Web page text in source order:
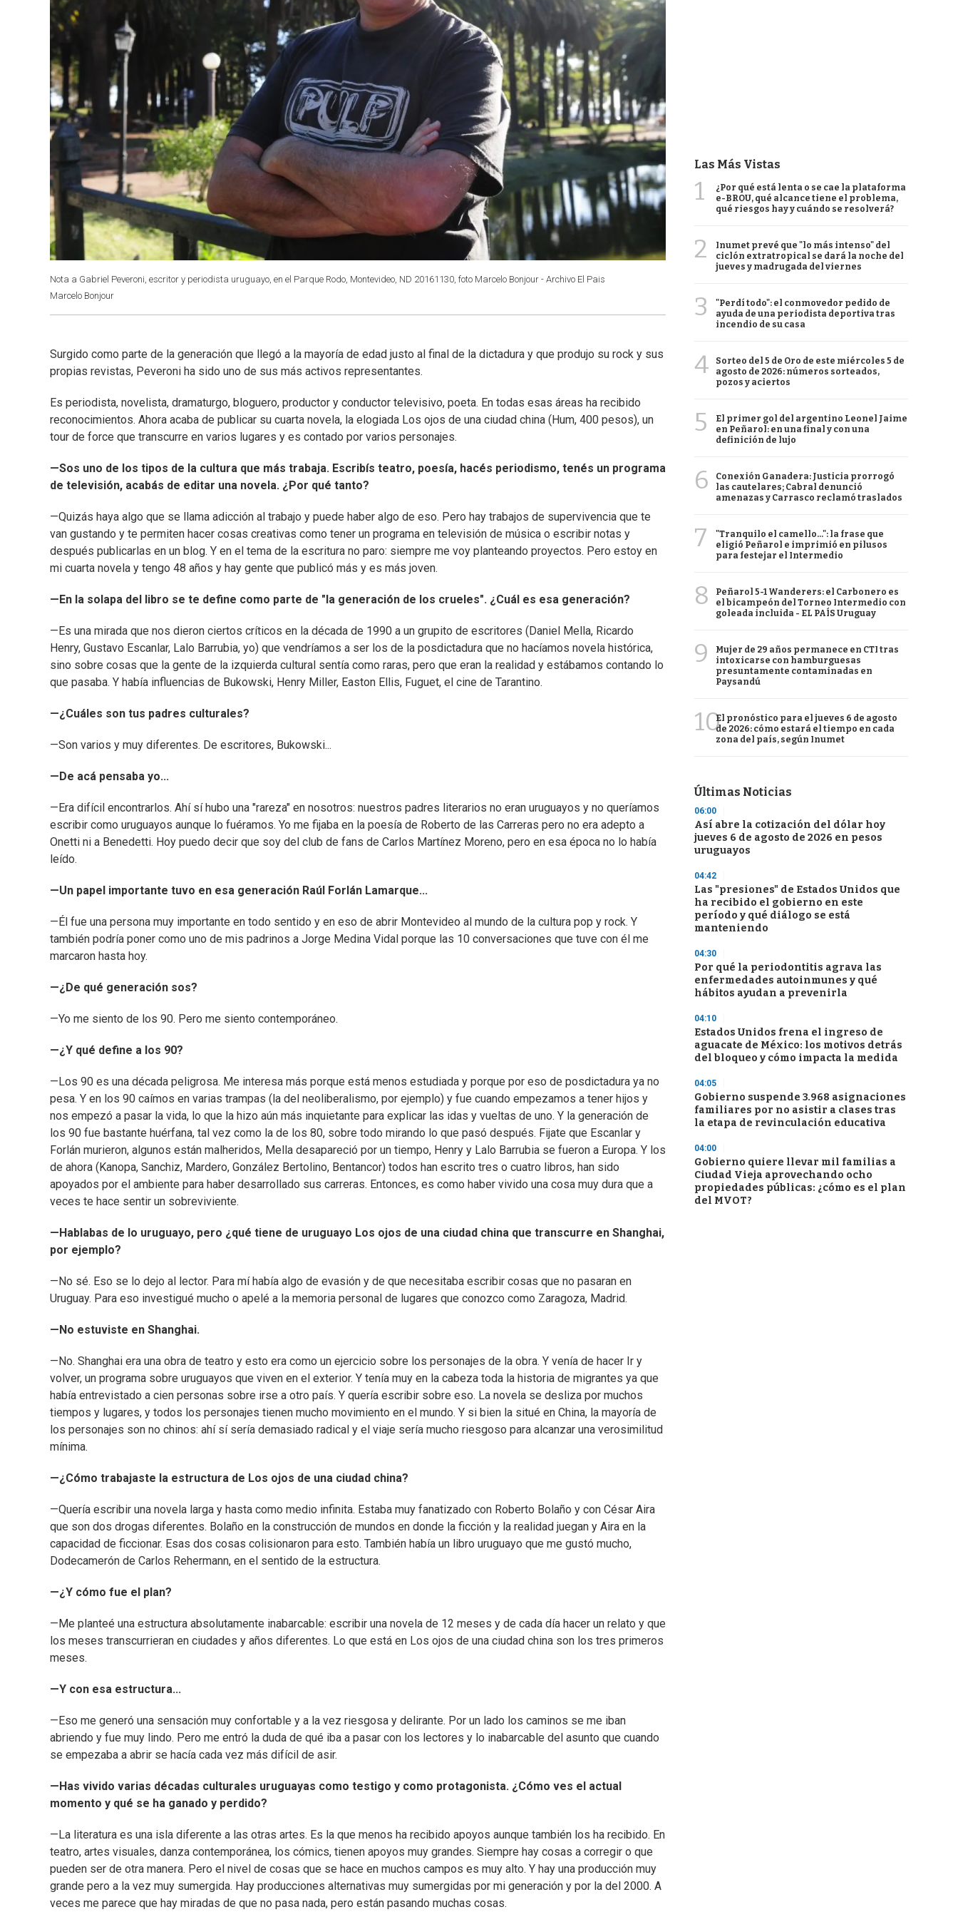
Nota a Gabriel Peveroni, escritor y periodista uruguayo, en el Parque Rodo, Montevideo, ND 20161130, foto Marcelo Bonjour - Archivo El Pais
Marcelo Bonjour
Surgido como parte de la generación que llegó a la mayoría de edad justo al final de la dictadura y que produjo su rock y sus
propias revistas, Peveroni ha sido uno de sus más activos representantes.
Es periodista, novelista, dramaturgo, bloguero, productor y conductor televisivo, poeta. En todas esas áreas ha recibido
reconocimientos. Ahora acaba de publicar su cuarta novela, la elogiada Los ojos de una ciudad china (Hum, 400 pesos), un
tour de force que transcurre en varios lugares y es contado por varios personajes.
—Sos uno de los tipos de la cultura que más trabaja. Escribís teatro, poesía, hacés periodismo, tenés un programa
de televisión, acabás de editar una novela. ¿Por qué tanto?
—Quizás haya algo que se llama adicción al trabajo y puede haber algo de eso. Pero hay trabajos de supervivencia que te
van gustando y te permiten hacer cosas creativas como tener un programa en televisión de música o escribir notas y
después publicarlas en un blog. Y en el tema de la escritura no paro: siempre me voy planteando proyectos. Pero estoy en
mi cuarta novela y tengo 48 años y hay gente que publicó más y es más joven.
—En la solapa del libro se te define como parte de "la generación de los crueles". ¿Cuál es esa generación?
—Es una mirada que nos dieron ciertos críticos en la década de 1990 a un grupito de escritores (Daniel Mella, Ricardo
Henry, Gustavo Escanlar, Lalo Barrubia, yo) que vendríamos a ser los de la posdictadura que no hacíamos novela histórica,
sino sobre cosas que la gente de la izquierda cultural sentía como raras, pero que eran la realidad y estábamos contando lo
que pasaba. Y había influencias de Bukowski, Henry Miller, Easton Ellis, Fuguet, el cine de Tarantino.
—¿Cuáles son tus padres culturales?
—Son varios y muy diferentes. De escritores, Bukowski...
—De acá pensaba yo...
—Era difícil encontrarlos. Ahí sí hubo una "rareza" en nosotros: nuestros padres literarios no eran uruguayos y no queríamos
escribir como uruguayos aunque lo fuéramos. Yo me fijaba en la poesía de Roberto de las Carreras pero no era adepto a
Onetti ni a Benedetti. Hoy puedo decir que soy del club de fans de Carlos Martínez Moreno, pero en esa época no lo había
leído.
—Un papel importante tuvo en esa generación Raúl Forlán Lamarque...
—Él fue una persona muy importante en todo sentido y en eso de abrir Montevideo al mundo de la cultura pop y rock. Y
también podría poner como uno de mis padrinos a Jorge Medina Vidal porque las 10 conversaciones que tuve con él me
marcaron hasta hoy.
—¿De qué generación sos?
—Yo me siento de los 90. Pero me siento contemporáneo.
—¿Y qué define a los 90?
—Los 90 es una década peligrosa. Me interesa más porque está menos estudiada y porque por eso de posdictadura ya no
pesa. Y en los 90 caímos en varias trampas (la del neoliberalismo, por ejemplo) y fue cuando empezamos a tener hijos y
nos empezó a pasar la vida, lo que la hizo aún más inquietante para explicar las idas y vueltas de uno. Y la generación de
los 90 fue bastante huérfana, tal vez como la de los 80, sobre todo mirando lo que pasó después. Fijate que Escanlar y
Forlán murieron, algunos están malheridos, Mella desapareció por un tiempo, Henry y Lalo Barrubia se fueron a Europa. Y los
de ahora (Kanopa, Sanchiz, Mardero, González Bertolino, Bentancor) todos han escrito tres o cuatro libros, han sido
apoyados por el ambiente para haber desarrollado sus carreras. Entonces, es como haber vivido una cosa muy dura que a
veces te hace sentir un sobreviviente.
—Hablabas de lo uruguayo, pero ¿qué tiene de uruguayo Los ojos de una ciudad china que transcurre en Shanghai,
por ejemplo?
—No sé. Eso se lo dejo al lector. Para mí había algo de evasión y de que necesitaba escribir cosas que no pasaran en
Uruguay. Para eso investigué mucho o apelé a la memoria personal de lugares que conozco como Zaragoza, Madrid.
—No estuviste en Shanghai.
—No. Shanghai era una obra de teatro y esto era como un ejercicio sobre los personajes de la obra. Y venía de hacer Ir y
volver, un programa sobre uruguayos que viven en el exterior. Y tenía muy en la cabeza toda la historia de migrantes ya que
había entrevistado a cien personas sobre irse a otro país. Y quería escribir sobre eso. La novela se desliza por muchos
tiempos y lugares, y todos los personajes tienen mucho movimiento en el mundo. Y si bien la situé en China, la mayoría de
los personajes son no chinos: ahí sí sería demasiado radical y el viaje sería mucho riesgoso para alcanzar una verosimilitud
mínima.
—¿Cómo trabajaste la estructura de Los ojos de una ciudad china?
—Quería escribir una novela larga y hasta como medio infinita. Estaba muy fanatizado con Roberto Bolaño y con César Aira
que son dos drogas diferentes. Bolaño en la construcción de mundos en donde la ficción y la realidad juegan y Aira en la
capacidad de ficcionar. Esas dos cosas colisionaron para esto. También había un libro uruguayo que me gustó mucho,
Dodecamerón de Carlos Rehermann, en el sentido de la estructura.
—¿Y cómo fue el plan?
—Me planteé una estructura absolutamente inabarcable: escribir una novela de 12 meses y de cada día hacer un relato y que
los meses transcurrieran en ciudades y años diferentes. Lo que está en Los ojos de una ciudad china son los tres primeros
meses.
—Y con esa estructura...
—Eso me generó una sensación muy confortable y a la vez riesgosa y delirante. Por un lado los caminos se me iban
abriendo y fue muy lindo. Pero me entró la duda de qué iba a pasar con los lectores y lo inabarcable del asunto que cuando
se empezaba a abrir se hacía cada vez más difícil de asir.
—Has vivido varias décadas culturales uruguayas como testigo y como protagonista. ¿Cómo ves el actual
momento y qué se ha ganado y perdido?
—La literatura es una isla diferente a las otras artes. Es la que menos ha recibido apoyos aunque también los ha recibido. En
teatro, artes visuales, danza contemporánea, los cómics, tienen apoyos muy grandes. Siempre hay cosas a corregir o que
pueden ser de otra manera. Pero el nivel de cosas que se hace en muchos campos es muy alto. Y hay una producción muy
grande pero a la vez muy sumergida. Hay producciones alternativas muy sumergidas por mi generación y por la del 2000. A
veces me parece que hay miradas de que no pasa nada, pero están pasando muchas cosas.
Las Más Vistas
1
¿Por qué está lenta o se cae la plataforma
e-BROU, qué alcance tiene el problema,
qué riesgos hay y cuándo se resolverá?
2
Inumet prevé que "lo más intenso" del
ciclón extratropical se dará la noche del
jueves y madrugada del viernes
3
"Perdí todo": el conmovedor pedido de
ayuda de una periodista deportiva tras
incendio de su casa
4
Sorteo del 5 de Oro de este miércoles 5 de
agosto de 2026: números sorteados,
pozos y aciertos
5
El primer gol del argentino Leonel Jaime
en Peñarol: en una final y con una
definición de lujo
6
Conexión Ganadera: Justicia prorrogó
las cautelares; Cabral denunció
amenazas y Carrasco reclamó traslados
7
"Tranquilo el camello...": la frase que
eligió Peñarol e imprimió en pilusos
para festejar el Intermedio
8
Peñarol 5-1 Wanderers: el Carbonero es
el bicampeón del Torneo Intermedio con
goleada incluida - EL PAÍS Uruguay
9
Mujer de 29 años permanece en CTI tras
intoxicarse con hamburguesas
presuntamente contaminadas en
Paysandú
10El pronóstico para el jueves 6 de agosto
de 2026: cómo estará el tiempo en cada
zona del país, según Inumet
Últimas Noticias
06:00
Así abre la cotización del dólar hoy
jueves 6 de agosto de 2026 en pesos
uruguayos
04:42
Las "presiones" de Estados Unidos que
ha recibido el gobierno en este
período y qué diálogo se está
manteniendo
04:30
Por qué la periodontitis agrava las
enfermedades autoinmunes y qué
hábitos ayudan a prevenirla
04:10
Estados Unidos frena el ingreso de
aguacate de México: los motivos detrás
del bloqueo y cómo impacta la medida
04:05
Gobierno suspende 3.968 asignaciones
familiares por no asistir a clases tras
la etapa de revinculación educativa
04:00
Gobierno quiere llevar mil familias a
Ciudad Vieja aprovechando ocho
propiedades públicas: ¿cómo es el plan
del MVOT?